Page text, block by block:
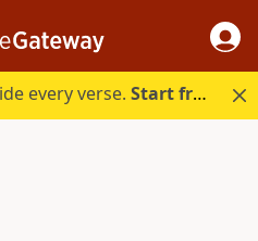
every verse.Start free.